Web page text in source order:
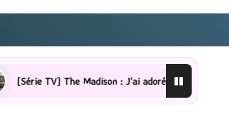
! [Lecture] La femme de ménage :